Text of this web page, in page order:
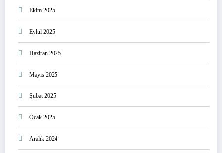
Ekim 2025
Eylül 2025
Haziran 2025
Mayıs 2025
Şubat 2025
Ocak 2025
Aralık 2024